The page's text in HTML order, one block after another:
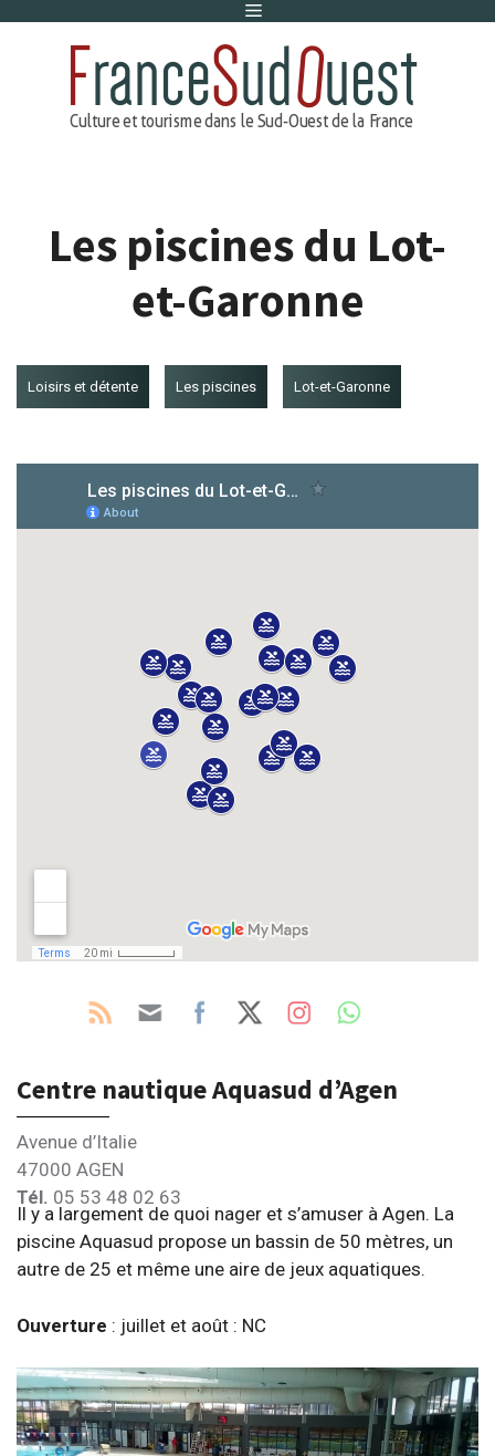
Menu
Les piscines du Lot-
et-Garonne
Loisirs et détente Les piscines Lot-et-Garonne
Centre nautique Aquasud d’Agen
Avenue d’Italie
47000 AGEN
Tél. 05 53 48 02 63
Il y a largement de quoi nager et s’amuser à Agen. La
piscine Aquasud propose un bassin de 50 mètres, un
autre de 25 et même une aire de jeux aquatiques.
Ouverture : juillet et août : NC